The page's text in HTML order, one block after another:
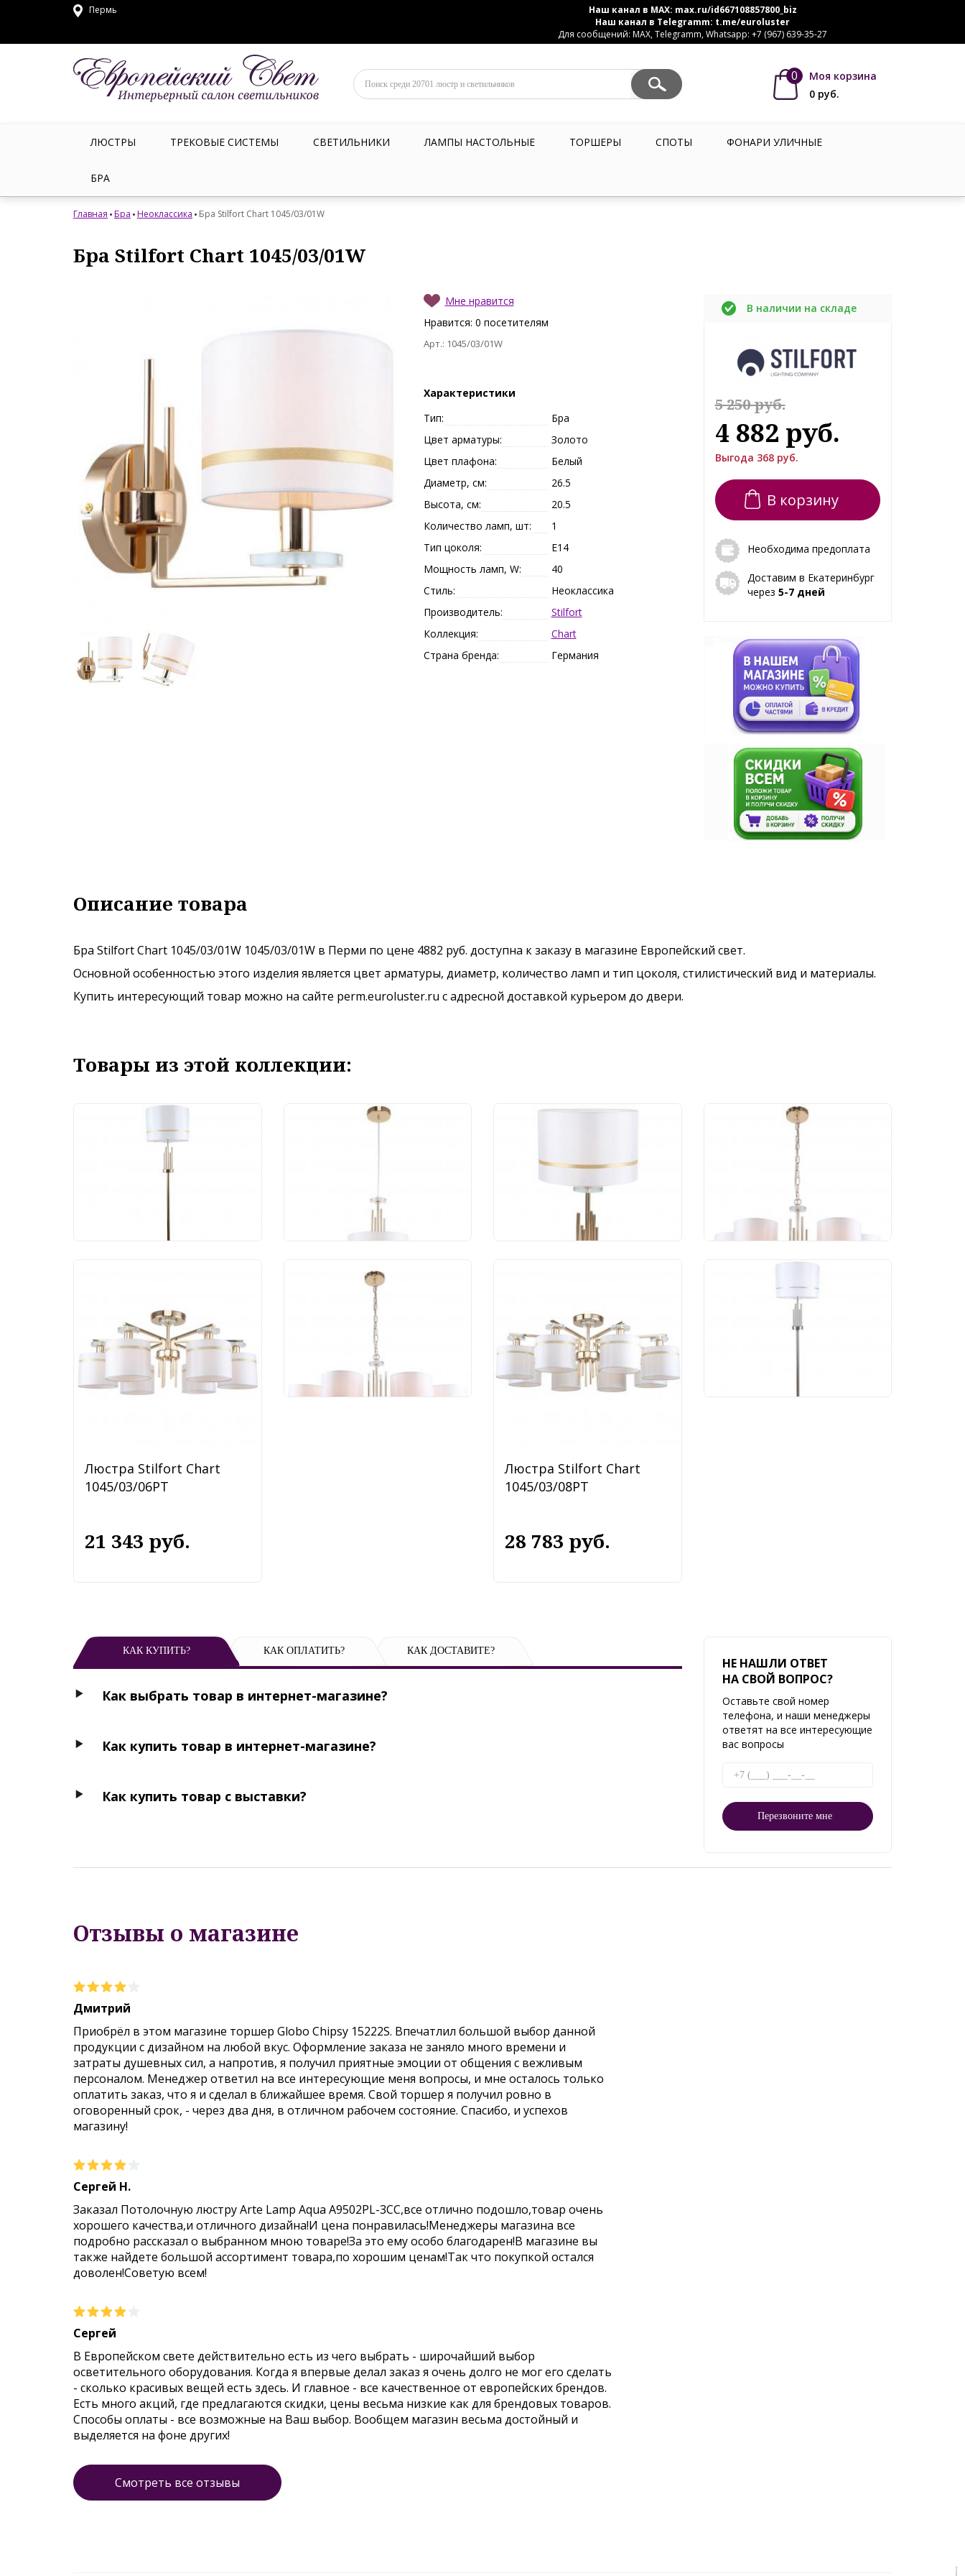
Пермь Наш канал в MAX: max.ru/id667108857800_biz
Наш канал в Telegramm: t.me/euroluster
Для сообщений: MAX, Telegramm, Whatsapp: +7 (967) 639-35-27
0
Моя корзина
0 руб.
ЛЮСТРЫ ТРЕКОВЫЕ СИСТЕМЫ СВЕТИЛЬНИКИ ЛАМПЫ НАСТОЛЬНЫЕ ТОРШЕРЫ СПОТЫ ФОНАРИ УЛИЧНЫЕ
БРА
Главная Бра Неоклассика Бра Stilfort Chart 1045/03/01W
Бра Stilfort Chart 1045/03/01W
Мне нравится
Нравится: 0 посетителям
Арт.: 1045/03/01W
Характеристики
Тип:
Бра
Цвет арматуры:
Золото
Цвет плафона:
Белый
Диаметр, см:
26.5
Высота, см:
20.5
Количество ламп, шт:
1
Тип цоколя:
E14
Мощность ламп, W:
40
Стиль:
Неоклассика
Производитель:
Stilfort
Коллекция:
Chart
Страна бренда:
Германия
В наличии на складе
5 250 руб.
4 882 руб.
Выгода 368 руб.
В корзину
Необходима предоплата
Доставим в Екатеринбург
через 5-7 дней
Описание товара
Бра Stilfort Chart 1045/03/01W 1045/03/01W в Перми по цене 4882 руб. доступна к заказу в магазине Европейский свет.
Основной особенностью этого изделия является цвет арматуры, диаметр, количество ламп и тип цоколя, стилистический вид и материалы.
Купить интересующий товар можно на сайте perm.euroluster.ru с адресной доставкой курьером до двери.
Товары из этой коллекции:
Торшер Stilfort Chart
1045/03/01F
16 693 руб.
Подвесной светильник
6 370 руб. 8 323 руб.
Люстра Stilfort Chart
20 692 руб.
Люстра Stilfort Chart
1045/03/06PT
21 343 руб.
Люстра Stilfort Chart
27 853 руб.
Люстра Stilfort Chart
1045/03/08PT
28 783 руб.
Торшер Stilfort Chart
1045/11/01F
17 623 руб.
КАК КУПИТЬ? КАК ОПЛАТИТЬ? КАК ДОСТАВИТЕ?
Как выбрать товар в интернет-магазине?
Как купить товар в интернет-магазине?
Как купить товар с выставки?
НЕ НАШЛИ ОТВЕТ
НА СВОЙ ВОПРОС?
Оставьте свой номер
телефона, и наши менеджеры
ответят на все интересующие
вас вопросы
Отзывы о магазине
Дмитрий
Приобрёл в этом магазине торшер Globo Chipsy 15222S. Впечатлил большой выбор данной
продукции с дизайном на любой вкус. Оформление заказа не заняло много времени и
затраты душевных сил, а напротив, я получил приятные эмоции от общения с вежливым
персоналом. Менеджер ответил на все интересующие меня вопросы, и мне осталось только
оплатить заказ, что я и сделал в ближайшее время. Свой торшер я получил ровно в
оговоренный срок, - через два дня, в отличном рабочем состояние. Спасибо, и успехов
магазину!
Сергей Н.
Заказал Потолочную люстру Arte Lamp Aqua A9502PL-3CC,все отлично подошло,товар очень
хорошего качества,и отличного дизайна!И цена понравилась!Менеджеры магазина все
подробно рассказал о выбранном мною товаре!За это ему особо благодарен!В магазине вы
также найдете большой ассортимент товара,по хорошим ценам!Так что покупкой остался
доволен!Советую всем!
Сергей
В Европейском свете действительно есть из чего выбрать - широчайший выбор
осветительного оборудования. Когда я впервые делал заказ я очень долго не мог его сделать
- сколько красивых вещей есть здесь. И главное - все качественное от европейских брендов.
Есть много акций, где предлагаются скидки, цены весьма низкие как для брендовых товаров.
Способы оплаты - все возможные на Ваш выбор. Вообщем магазин весьма достойный и
выделяется на фоне других!
Смотреть все отзывы